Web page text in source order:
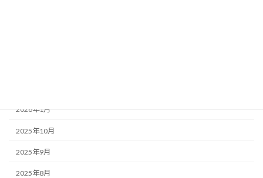
2026年1月
2025年10月
2025年9月
2025年8月